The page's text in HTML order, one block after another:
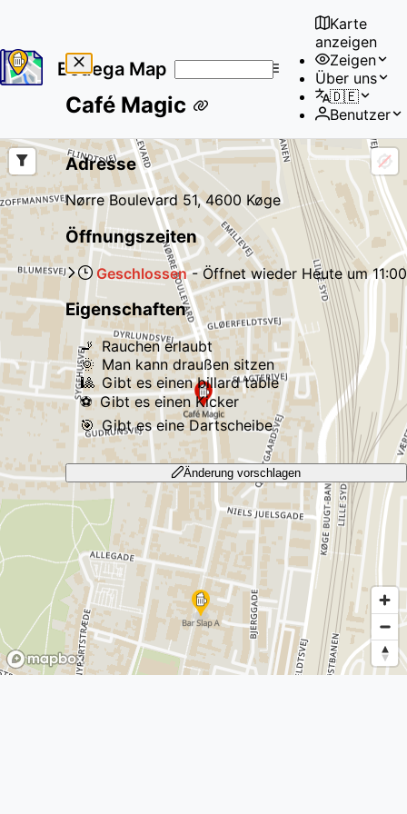
Bodega Map
results
Karte
anzeigen
Zeigen
Über uns
🇩🇪
Benutzer
Café Magic
Adresse
Nørre Boulevard 51, 4600 Køge
Öffnungszeiten
Geschlossen-Öffnet wieder Heuteum11:00
Eigenschaften
🚬 Rauchen erlaubt
🌞 Man kann draußen sitzen
🎱 Gibt es einen billard table
⚽ Gibt es einen Kicker
🎯 Gibt es eine Dartscheibe
Änderung vorschlagen